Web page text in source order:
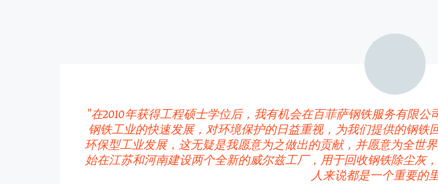
"在2010年获得工程硕士学位后，我有机会在百菲萨钢铁服务有限
钢铁工业的快速发展，对环境保护的日益重视，为我们提供的钢
环保型工业发展，这无疑是我愿意为之做出的贡献，并愿意为全世
始在江苏和河南建设两个全新的威尔兹工厂，用于回收钢铁除尘灰
人来说都是一个重要的